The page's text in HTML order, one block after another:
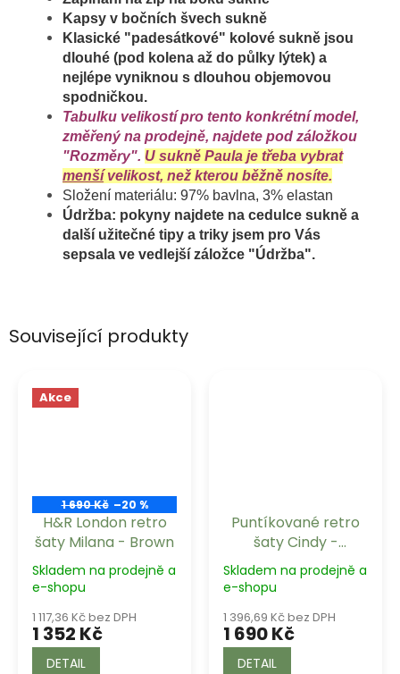
Související produkty
Akce
1 690 Kč –20 %
H&R London retro
šaty Milana - Brown
Skladem na prodejně a
e-shopu
1 117,36 Kč bez DPH
1 352 Kč
DETAIL
Puntíkované retro
šaty Cindy -
Chocolate Polka
Dot
Skladem na prodejně a
e-shopu
1 396,69 Kč bez DPH
1 690 Kč
DETAIL
Kapsy v bočních švech sukně
K lasické "padesátkové" kolové sukně jsou
dlouhé (pod kolena až do půlky lýtek) a
nejlépe vyniknou s dlouhou objemovou
spodničkou.
Tabulku velikostí pro tento konkrétní model,
změřený na prodejně, najdete pod záložkou
"Rozměry". U sukně Paula je třeba vybrat
menšívelikost, než kterou běžně nosíte.
Složení materiálu: 97% bavlna, 3% elastan
Údržba: pokyny najdete na cedulce sukně a
další užitečné tipy a triky jsem pro Vás
sepsala ve vedlejší záložce "Údržba".